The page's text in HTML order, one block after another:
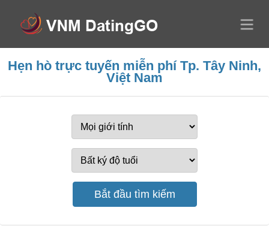
Hẹn hò trực tuyến miễn phí Tp. Tây Ninh,
Việt Nam